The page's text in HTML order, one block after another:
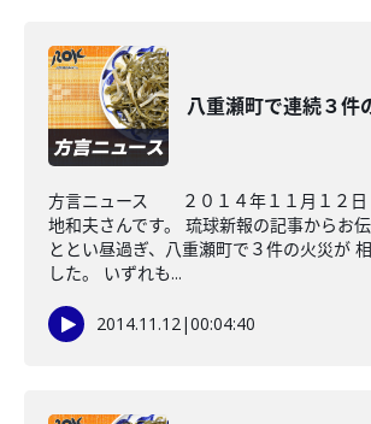
八重瀬町で連続３件
方言ニュース ２０１４年１１月１２日
地和夫さんです。 琉球新報の記事からお
ととい昼過ぎ、八重瀬町で３件の火災が
した。 いずれも...
2014.11.12|00:04:40